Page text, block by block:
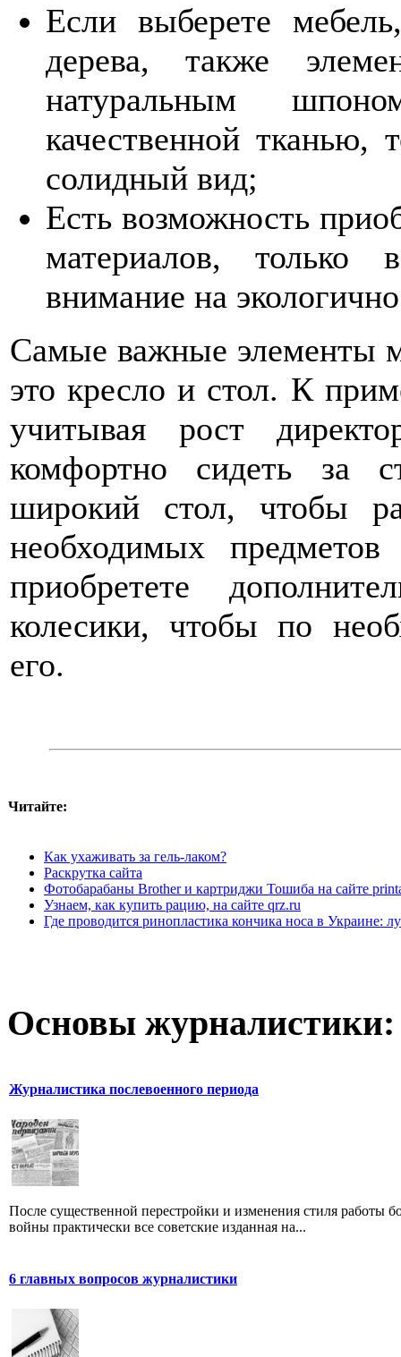
Если выберете
дерева, также
натуральным
качественной тканью,
солидный вид;
Есть возможность
материалов, только
внимание на
Самые важные элементы
это кресло и стол. К
учитывая рост
комфортно сидеть за
широкий стол, чтобы
необходимых
приобретете
колесики, чтобы по
его.
Читайте:
Как ухаживать за гель-лаком?
Раскрутка сайта
Фотобарабаны Brother и картриджи Тошиба на сайте
Узнаем, как купить рацию, на сайте qrz.ru
Где проводится ринопластика кончика носа в Украине:
Основы журналистики:
Журналистика послевоенного периода
После существенной перестройки и изменения стиля работы
войны практически все советские изданная на...
6 главных вопросов журналистики